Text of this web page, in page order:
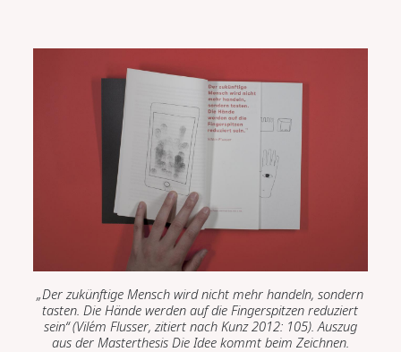
„Der zukünftige Mensch wird nicht mehr handeln, sondern
tasten. Die Hände werden auf die Fingerspitzen reduziert
sein“ (Vilem Flusser, zitiert nach Kunz 2012: 105). Auszug
aus der Masterthesis Die Idee kommt beim Zeichnen.